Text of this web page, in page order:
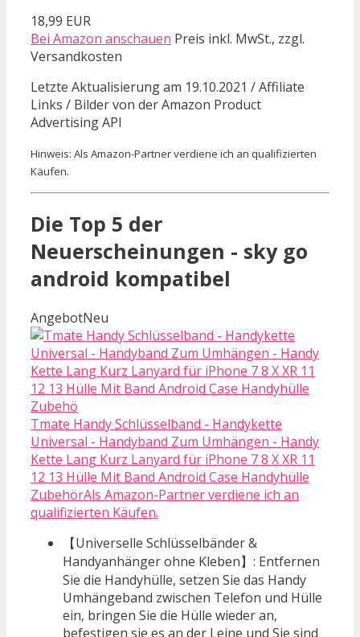
18,99 EUR
Bei Amazon anschauen Preis inkl. MwSt., zzgl.
Versandkosten
Letzte Aktualisierung am 19.10.2021 / Affiliate
Links / Bilder von der Amazon Product
Advertising API
Hinweis: Als Amazon-Partner verdiene ich an qualifizierten
Käufen.
Die Top 5 der
Neuerscheinungen - sky go
android kompatibel
AngebotNeu
Tmate Handy Schlüsselband - Handykette
Universal - Handyband Zum Umhängen - Handy
Kette Lang Kurz Lanyard für iPhone 7 8 X XR 11
12 13 Hülle Mit Band Android Case Handyhülle
ZubehörAls Amazon-Partner verdiene ich an
qualifizierten Käufen.
【Universelle Schlüsselbänder &
Handyanhänger ohne Kleben】: Entfernen
Sie die Handyhülle, setzen Sie das Handy
Umhängeband zwischen Telefon und Hülle
ein, bringen Sie die Hülle wieder an,
befestigen sie es an der Leine und Sie sind